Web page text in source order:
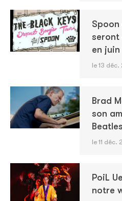
Spoon
seront
en
le 13
Brad
son
Beatles
le 11 déc.
PoiL
notre